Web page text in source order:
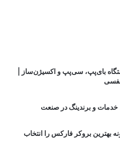
بای‌پپ، سی‌پپ و اکسیژن‌ساز |
خدمات و برندینگ در صنعت
بهترین بروکر فارکس را انتخاب